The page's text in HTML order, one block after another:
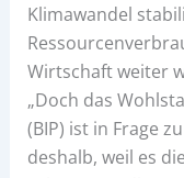
Klimawandel
Wirtschaft weiter
„Doch das
(BIP) ist in Frage
deshalb, weil es